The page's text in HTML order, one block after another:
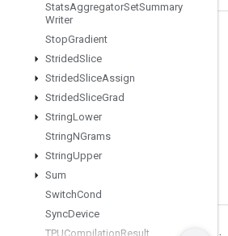
StatsAggregatorSetSummary
Writer
StopGradient
StridedSlice
StridedSliceAssign
StridedSliceGrad
StringLower
StringNGrams
StringUpper
Sum
SwitchCond
SyncDevice
TPUCompilationResult
つながる
フォーラム
GitHub
YouTube